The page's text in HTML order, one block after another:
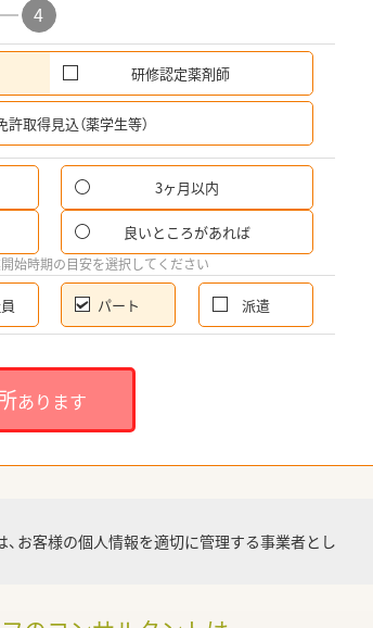
4
研修認定薬剤師
取得見込（薬学生等）
3ヶ月以内
良いところがあれば
始時期の目安を選択してください
パート 派遣
あります
、お客様の個人情報を適切に管理する事業者とし